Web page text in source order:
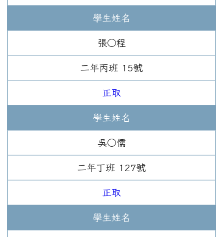
學生姓名
張○程
二年丙班 15號
正取
學生姓名
吳○儒
二年丁班 127號
正取
學生姓名